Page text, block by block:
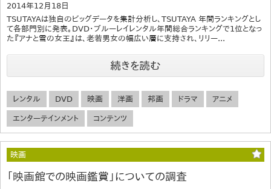
2014年12月18日
TSUTAYAは独自のビッグデータを集計分析し、TSUTAYA 年間ランキングとし
て各部門別に発表。DVD・ブルーレイレンタル年間総合ランキングで1位となっ
た『アナと雪の女王』は、老若男女の幅広い層に支持され、リリー...
続きを読む
レンタル DVD 映画 洋画 邦画 ドラマ アニメ
エンターテインメント コンテンツ
映画
「映画館での映画鑑賞」についての調査